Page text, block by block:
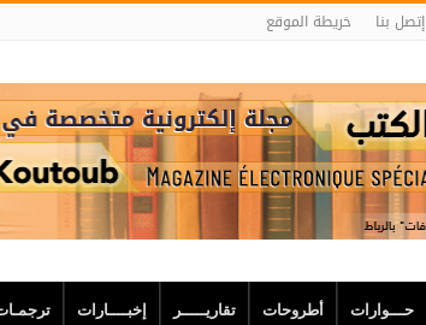
إتصل بنا خريطة الموقع
حـــوارات أطروحات تقاريـــــر إخبــــارات